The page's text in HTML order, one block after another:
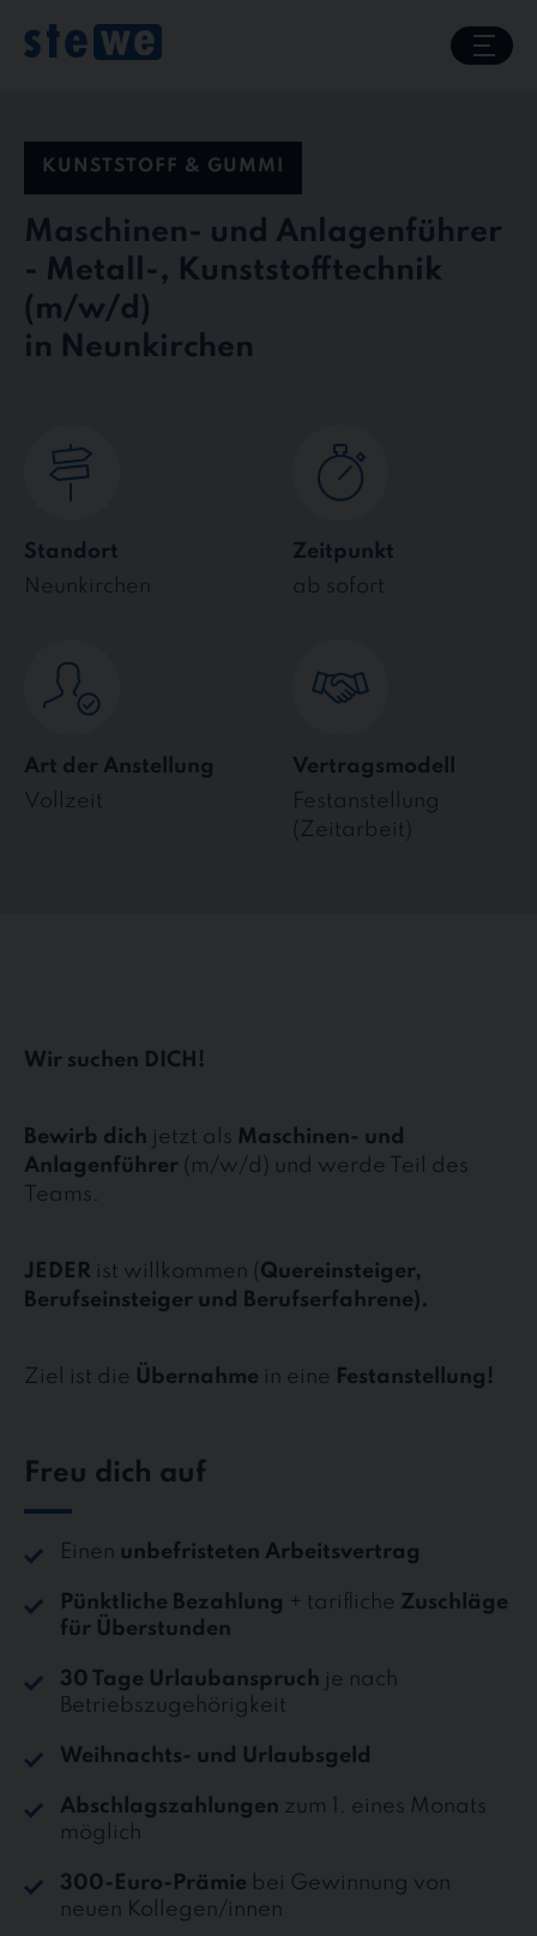
content
KUNSTSTOFF & GUMMI
Maschinen- und Anlagenführer
- Metall-, Kunststofftechnik
in Neunkirchen
Standort
Neunkirchen
Zeitpunkt
ab sofort
Art der Anstellung
Vollzeit
Vertragsmodell
Festanstellung
(Zeitarbeit)
Wir suchen DICH!
Bewirb dich jetzt als Maschinen- und
Anlagenführer (m/w/d) und werde Teil des
Teams.
JEDER ist willkommen (Quereinsteiger,
Berufseinsteiger und Berufserfahrene).
Ziel ist die Übernahme in eine Festanstellung!
Freu dich auf
Einen unbefristeten Arbeitsvertrag
Pünktliche Bezahlung + tarifliche Zuschläge
für Überstunden
30 Tage Urlaubanspruch je nach
Betriebszugehörigkeit
Weihnachts- und Urlaubsgeld
Abschlagszahlungen zum 1. eines Monats
möglich
300-Euro-Prämie bei Gewinnung von
neuen Kollegen/innen